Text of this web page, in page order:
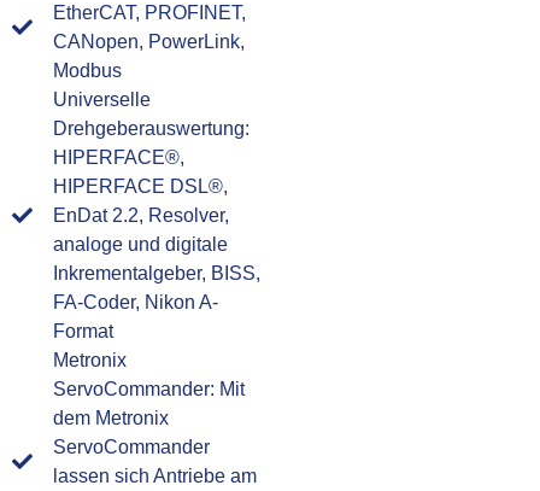
EtherCAT, PROFINET,
CANopen, PowerLink,
Modbus
Universelle
Drehgeberauswertung:
HIPERFACE®,
HIPERFACE DSL®,
EnDat 2.2, Resolver,
analoge und digitale
Inkrementalgeber, BISS,
FA-Coder, Nikon A-
Format
Metronix
ServoCommander: Mit
dem Metronix
ServoCommander
lassen sich Antriebe am